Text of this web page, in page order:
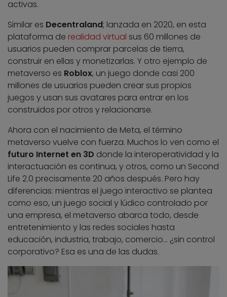
activas.
Similar es Decentraland; lanzada en 2020, en esta
plataforma de realidad virtual sus 60 millones de
usuarios pueden comprar parcelas de tierra,
construir en ellas y monetizarlas. Y otro ejemplo de
metaverso es Roblox, un juego donde casi 200
millones de usuarios pueden crear sus propios
juegos y usan sus avatares para entrar en los
construidos por otros y relacionarse.
Ahora con el nacimiento de Meta, el término
metaverso vuelve con fuerza. Muchos lo ven como el
futuro Internet en 3D donde la interoperatividad y la
interactuación es continua, y otros, como un Second
Life 2.0 precisamente 20 años después. Pero hay
diferencias: mientras el juego interactivo se plantea
como eso, un juego social y lúdico controlado por
una empresa, el metaverso abarca todo, desde
entretenimiento y las redes sociales hasta
educación, industria, trabajo, comercio… ¿sin control
corporativo? Esa es una de las dudas.